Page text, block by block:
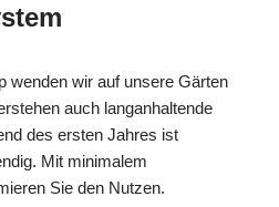
wenden wir auf unsere Gärten
auch langanhaltende
des ersten Jahres ist
Mit minimalem
Sie den Nutzen.